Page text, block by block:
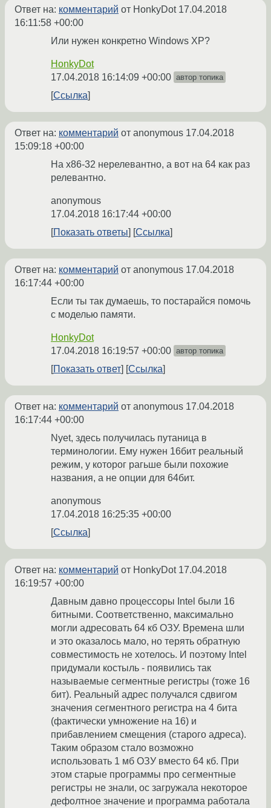
Ответ на: комментарий от HonkyDot 17.04.2018
16:11:58 +00:00
Или нужен конкретно Windows XP?
HonkyDot
17.04.2018 16:14:09 +00:00 автор топика
Ссылка
Ответ на: комментарий от anonymous 17.04.2018
15:09:18 +00:00
На x86-32 нерелевантно, а вот на 64 как раз
релевантно.
anonymous
17.04.2018 16:17:44 +00:00
Показать ответы
Ссылка
Ответ на: комментарий от anonymous 17.04.2018
16:17:44 +00:00
Если ты так думаешь, то постарайся помочь
с моделью памяти.
HonkyDot
17.04.2018 16:19:57 +00:00 автор топика
Показать ответ Ссылка
Ответ на: комментарий от anonymous 17.04.2018
16:17:44 +00:00
Nyet, здесь получилась путаница в
терминологии. Ему нужен 16бит реальный
режим, у которог рагьше были похожие
названия, а не опции для 64бит.
anonymous
17.04.2018 16:25:35 +00:00
Ссылка
Ответ на: комментарий от HonkyDot 17.04.2018
16:19:57 +00:00
Давным давно процессоры Intel были 16
битными. Соответственно, максимально
могли адресовать 64 кб ОЗУ. Времена шли
и это оказалось мало, но терять обратную
совместимость не хотелось. И поэтому Intel
придумали костыль - появились так
называемые сегментные регистры (тоже 16
бит). Реальный адрес получался сдвигом
значения сегментного регистра на 4 бита
(фактически умножение на 16) и
прибавлением смещения (старого адреса).
Таким образом стало возможно
использовать 1 мб ОЗУ вместо 64 кб. При
этом старые программы про сегментные
регистры не знали, ос загружала некоторое
дефолтное значение и программа работала